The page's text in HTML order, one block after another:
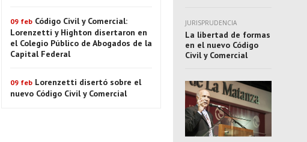
09 feb Código Civil y Comercial:
Lorenzetti y Highton disertaron en
el Colegio Público de Abogados de la
Capital Federal
09 feb Lorenzetti disertó sobre el
nuevo Código Civil y Comercial
JURISPRUDENCIA
La libertad de formas
en el nuevo Código
Civil y Comercial